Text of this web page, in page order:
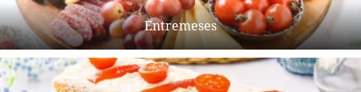
Entremeses